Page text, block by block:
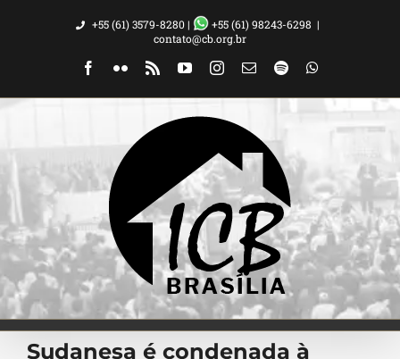
+55 (61) 3579-8280 | +55 (61) 98243-6298 |
contato@cb.org.br
Facebook
FlickrRss YouTubeInstagram
EmailSpotify
Sudanesa é condenada à